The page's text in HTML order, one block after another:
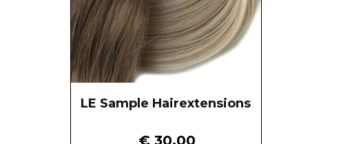
LE Sample Hairextensions
€ 30,00